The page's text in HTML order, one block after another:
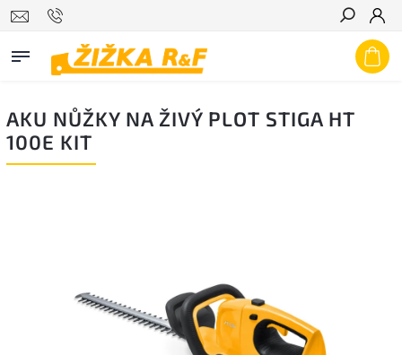
Hledat
AKU NŮŽKY NA ŽIVÝ PLOT STIGA HT
100E KIT